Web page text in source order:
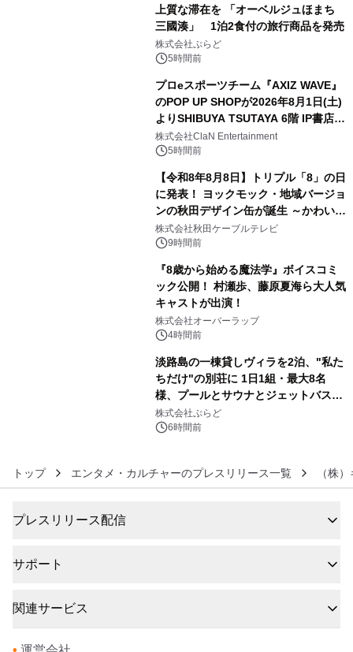
上質な滞在を 「オーベルジュほまち
三國湊」 1泊2食付の旅行商品を発売
株式会社ぷらど
5時間前
プロeスポーツチーム『AXIZ WAVE』
のPOP UP SHOPが2026年8月1日(土)
よりSHIBUYA TSUTAYA 6階 IP書店で
開催決定！！
株式会社ClaN Entertainment
5時間前
【令和8年8月8日】トリプル「8」の日
に発表！ ヨックモック・地域バージョ
ンの秋田デザイン缶が誕生 ～かわいい
秋田犬の子犬と秋田の四季と名所を巡
るパッケージ～ 9月1日(火)秋田県内で
株式会社秋田ケーブルテレビ
9時間前
『8歳から始める魔法学』ボイスコミ
ック公開！ 村瀬歩、藤原夏海ら大人気
キャストが出演！
株式会社オーバーラップ
4時間前
淡路島の一棟貸しヴィラを2泊、"私た
ちだけ"の別荘に 1日1組・最大8名
様、プールとサウナとジェットバス付
きで Villa Mon Temps AWAJIの連泊
素泊りプラン
株式会社ぷらど
6時間前
トップ エンタメ・カルチャーのプレスリリース一覧 （株
プレスリリース配信
サポート
関連サービス